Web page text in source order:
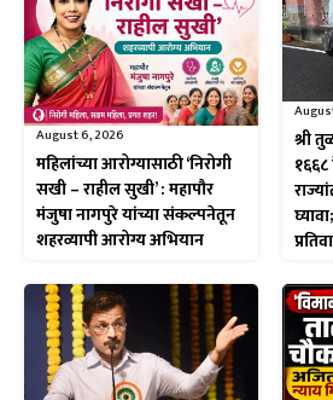
August 6, 2026
महिलांच्या आरोग्यासाठी ‘निरोगी
सखी – राहील सुखी’ : महापौर
मंजुषा नागपुरे यांच्या संकल्पनेतून
शहरव्यापी आरोग्य अभियान
श्री